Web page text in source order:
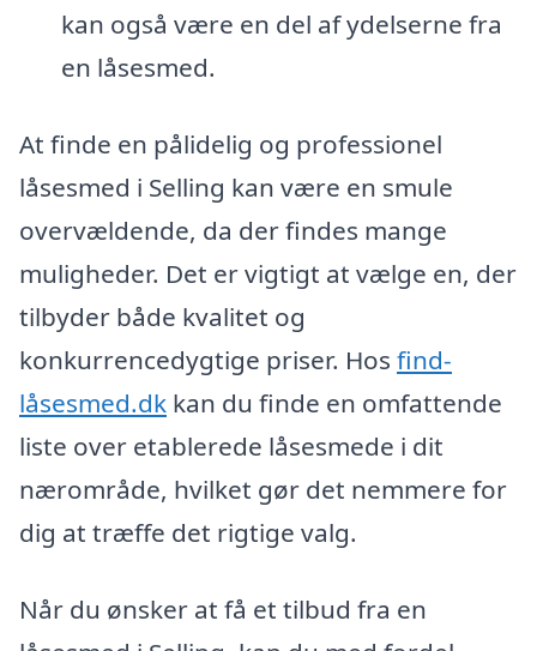
kan også være en del af ydelserne fra
en låsesmed.
At finde en pålidelig og professionel
låsesmed i Selling kan være en smule
overvældende, da der findes mange
muligheder. Det er vigtigt at vælge en, der
tilbyder både kvalitet og
konkurrencedygtige priser. Hos find-
låsesmed.dk kan du finde en omfattende
liste over etablerede låsesmede i dit
nærområde, hvilket gør det nemmere for
dig at træffe det rigtige valg.
Når du ønsker at få et tilbud fra en